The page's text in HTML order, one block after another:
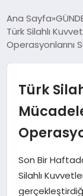
EKONOMİ
SİYASET
SPOR
TEKNOLOJİ
Ana Sayfa
Türk Silahlı
Operasyonlarını
Türk
Son Bir
Silahlı